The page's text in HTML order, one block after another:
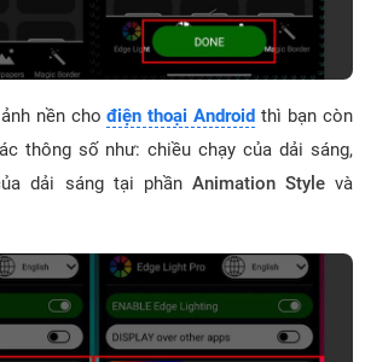
nền chođiện thoại Android thì bạn còn
thông số như: chiều chạy của dải sáng,
dải sáng tại phần Animation Stylevà